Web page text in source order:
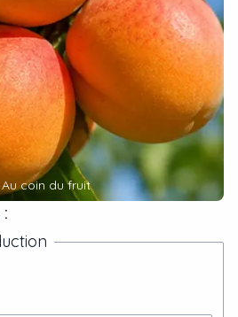
Au coin du fruit